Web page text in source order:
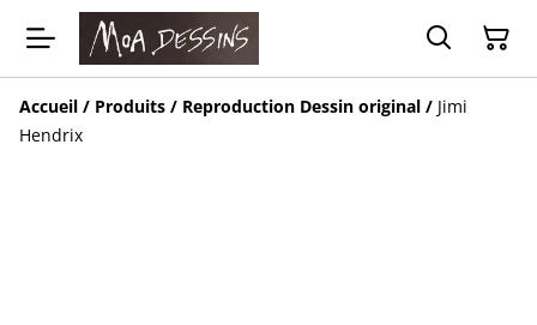
Accueil / Produits / Reproduction Dessin original / Jimi
Hendrix